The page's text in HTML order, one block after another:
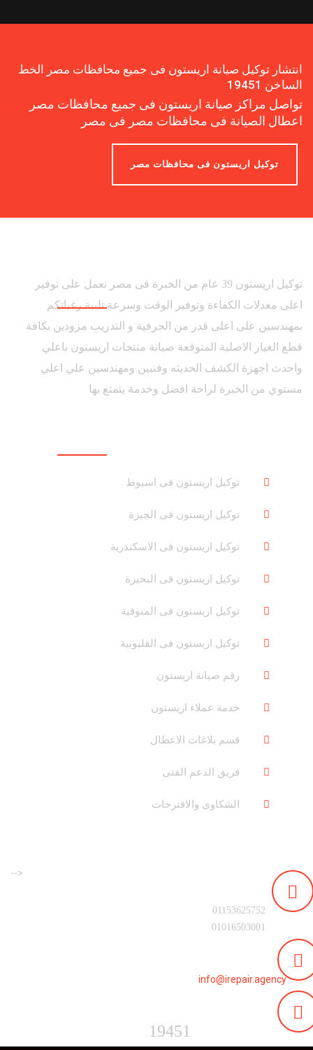
انتشار توكيل صيانة اريستون فى جميع محافظات مصر الخط
الساخن 19451
تواصل مراكز صيانة اريستون فى جميع محافظات مصر
اعطال الصيانة فى محافظات مصر فى مصر
توكيل اريستون فى محافظات مصر
توكيل اريستون 39 عام من الخبرة فى مصر نعمل على توفير
اعلى معدلات الكفاءة وتوفير الوقت وسرعة تلبية رغباتكم
بمهندسين على اعلى قدر من الحرفية و التدريب مزودين بكافة
قطع الغيار الاصلية المتوقعة صيانة منتجات اريستون باعلي
واحدث اجهزة الكشف الحديثه وفنيين ومهندسين علي اعلي
مستوي من الخبرة لراحة افضل وخدمة يتمتع بها
توكيل اريستون فى اسيوط
توكيل اريستون فى الجيزة
توكيل اريستون فى الاسكندرية
توكيل اريستون فى البحيرة
توكيل اريستون فى المنوفية
توكيل اريستون فى القليوبية
رقم صيانة اريستون
خدمة عملاء اريستون
قسم بلاغات الاعطال
فريق الدعم الفنى
الشكاوى والاقترحات
-->
01153625752
01016503001
info@irepair.agency
19451